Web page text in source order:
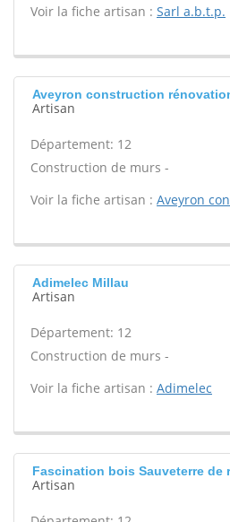
Voir la fiche artisan : Sarl a.b.t.p.
Aveyron construction
Artisan
Département: 12
Construction de murs -
Voir la fiche artisan : Aveyron
Adimelec Millau
Artisan
Département: 12
Construction de murs -
Voir la fiche artisan : Adimelec
Fascination bois Sauveterre de
Artisan